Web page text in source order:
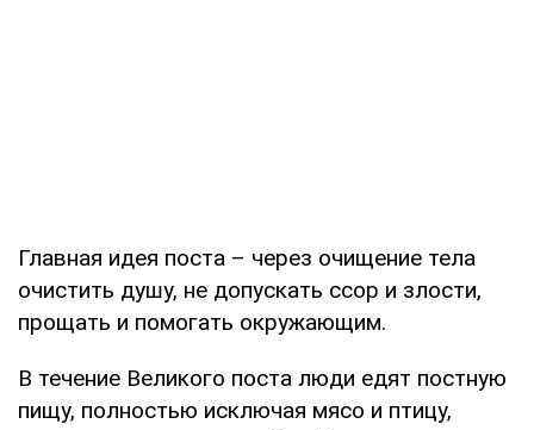
Главная идея поста – через очищение тела
очистить душу, не допускать ссор и злости,
прощать и помогать окружающим.
В течение Великого поста люди едят постную
пищу, полностью исключая мясо и птицу,